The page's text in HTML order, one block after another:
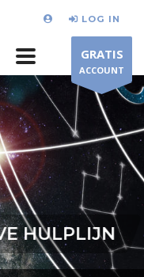
LOG IN
GRATIS
ACCOUNT
HULPLIJN